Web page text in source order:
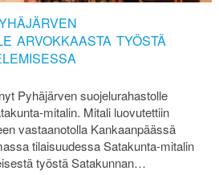
ARVOKKAASTA TYÖSTÄ
Pyhäjärven suojelurahastolle
mitalin. Mitali luovutettiin
vastaanotolla Kankaanpäässä
tilaisuudessa Satakunta-mitalin
työstä Satakunnan…